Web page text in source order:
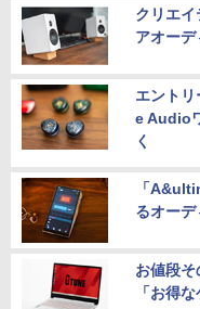
クリエイ
アオーデ
エント
e Audio
く
「
るオー
お値段
「お得